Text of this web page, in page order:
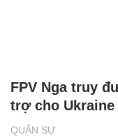
QUÂN SỰ
FPV Nga truy
trợ cho Ukraine